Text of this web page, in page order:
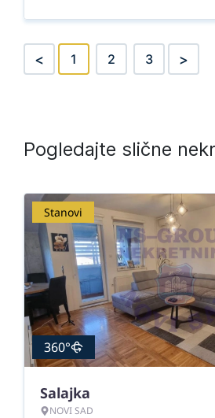
< 1 2 3 >
Pogledajte slične
Stanovi
360°
Salajka
NOVI SAD